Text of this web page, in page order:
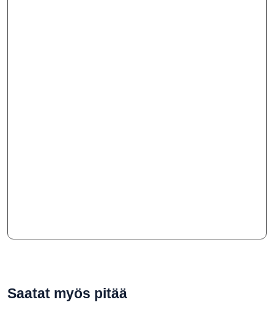
Saatat myös pitää